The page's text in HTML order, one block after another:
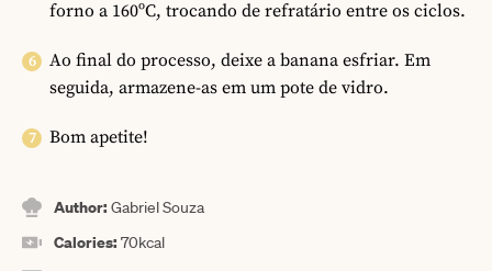
forno a 160ºC, trocando de refratário entre os ciclos.
Ao final do processo, deixe a banana esfriar. Em
seguida, armazene-as em um pote de vidro.
Bom apetite!
Author:Gabriel Souza
Calories:70kcal